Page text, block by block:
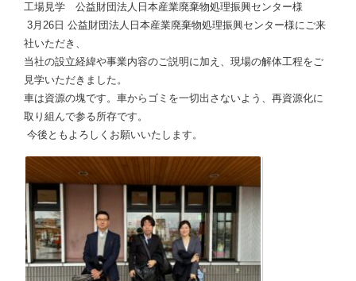
工場見学 公益財団法人日本産業廃棄物処理振興センター様
3月26日 公益財団法人日本産業廃棄物処理振興センター様にご来
社いただき 、
当社の設立経緯や事業内容のご説明に加え、 現場の解体工程をご
見学いただきました。
車は資源の塊です。車からゴミを一切出さないよう、 再資源化に
取り組んで参る所存です。
今後ともよろしくお願いいたします。